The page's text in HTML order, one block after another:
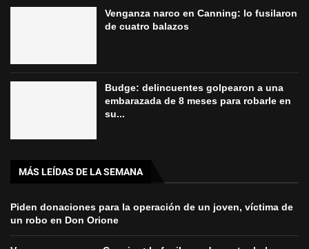
Venganza narco en Canning: lo fusilaron
de cuatro balazos
Budge: delincuentes golpearon a una
embarazada de 8 meses para robarle en
su...
MÁS LEÍDAS DE LA SEMANA
Piden donaciones para la operación de un joven, víctima de
un robo en Don Orione